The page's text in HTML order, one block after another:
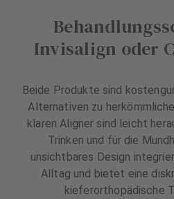
Invisalign oder
Beide Produkte sind
Alternativen zu
klaren Aligner sind leicht
Trinken und für die
unsichtbares Design
Alltag und bietet eine
kieferorthopädische